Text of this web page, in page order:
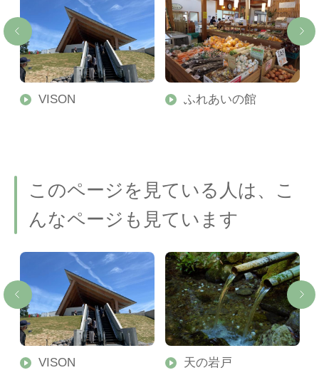
VISON ふれあいの館
このページを見ている人は、こ
んなページも見ています
VISON 天の岩戸